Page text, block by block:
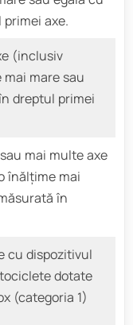
primei axe.
(inclusiv
mare sau
dreptul primei
mai multe axe
înălţime mai
în
cu dispozitivul
dotate
(categoria 1)